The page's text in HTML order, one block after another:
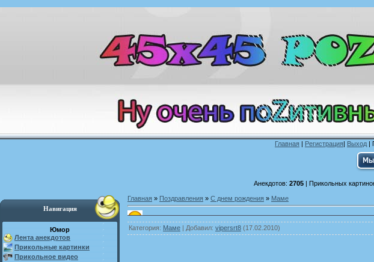
Главная | Регистрация| Выход |
Анекдотов: 2705| Прикольных
Навигация
Юмор
Лента анекдотов
Прикольные картинки
Прикольное видео
Главная » Поздравления » С днем рождения » Маме
Категория: Маме | Добавил: vipersrt8 (17.02.2010)